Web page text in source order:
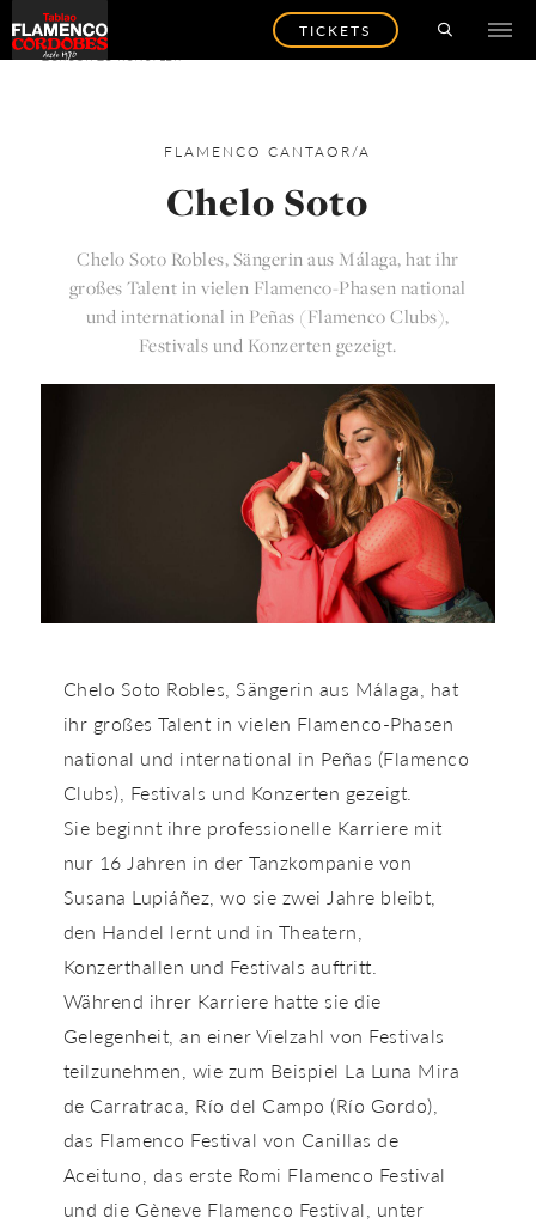
TICKETS
ZURÜCK ZU KÜNSTLER
FLAMENCOCANTAOR/A
Chelo Soto
Chelo Soto Robles, Sängerin aus Málaga, hat ihr
großes Talent in vielen Flamenco-Phasen national
und international in Peñas (Flamenco Clubs),
Festivals und Konzerten gezeigt.
Chelo Soto Robles, Sängerin aus Málaga, hat
ihr großes Talent in vielen Flamenco-Phasen
national und international in Peñas (Flamenco
Clubs), Festivals und Konzerten gezeigt.
Sie beginnt ihre professionelle Karriere mit
nur 16 Jahren in der Tanzkompanie von
Susana Lupiáñez, wo sie zwei Jahre bleibt,
den Handel lernt und in Theatern,
Konzerthallen und Festivals auftritt.
Während ihrer Karriere hatte sie die
Gelegenheit, an einer Vielzahl von Festivals
teilzunehmen, wie zum Beispiel La Luna Mira
de Carratraca, Río del Campo (Río Gordo),
das Flamenco Festival von Canillas de
Aceituno, das erste Romi Flamenco Festival
und die Gèneve Flamenco Festival, unter